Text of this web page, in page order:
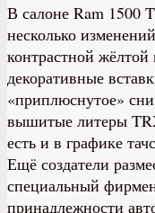
В салоне Ram 1500
несколько
контрастной
декоративные
«приплюснутое»
вышитые литеры
есть и в графике
Ещё создатели
специальный
принадлежности